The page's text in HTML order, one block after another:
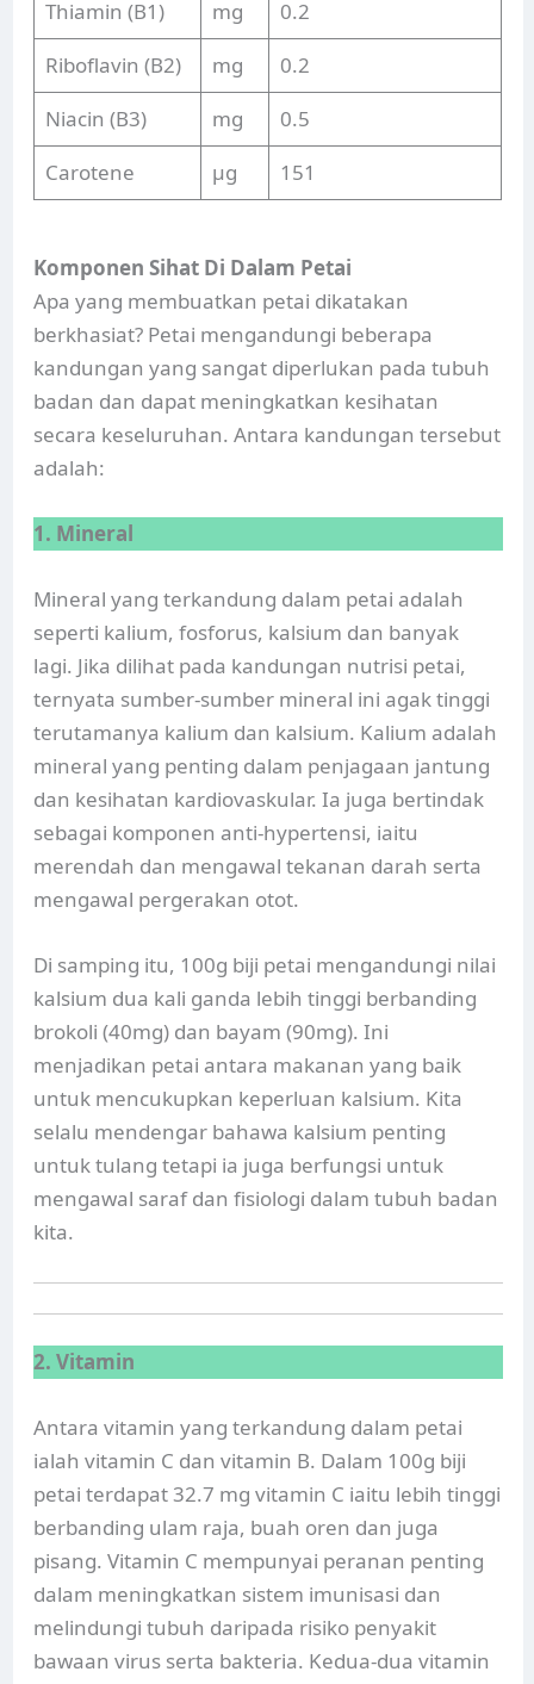
Thiamin (B1)
mg
0.2
Riboflavin (B2)
mg
0.2
Niacin (B3)
mg
0.5
Carotene
µg 151
Komponen Sihat Di Dalam Petai
Apa yang membuatkan petai dikatakan
berkhasiat? Petai mengandungi beberapa
kandungan yang sangat diperlukan pada tubuh
badan dan dapat meningkatkan kesihatan
secara keseluruhan. Antara kandungan tersebut
adalah:
1. Mineral
Mineral yang terkandung dalam petai adalah
seperti kalium, fosforus, kalsium dan banyak
lagi. Jika dilihat pada kandungan nutrisi petai,
ternyata sumber-sumber mineral ini agak tinggi
terutamanya kalium dan kalsium. Kalium adalah
mineral yang penting dalam penjagaan jantung
dan kesihatan kardiovaskular. Ia juga bertindak
sebagai komponen anti-hypertensi, iaitu
merendah dan mengawal tekanan darah serta
mengawal pergerakan otot.
Di samping itu, 100g biji petai mengandungi nilai
kalsium dua kali ganda lebih tinggi berbanding
brokoli (40mg) dan bayam (90mg). Ini
menjadikan petai antara makanan yang baik
untuk mencukupkan keperluan kalsium. Kita
selalu mendengar bahawa kalsium penting
untuk tulang tetapi ia juga berfungsi untuk
mengawal saraf dan fisiologi dalam tubuh badan
kita.
2. Vitamin
Antara vitamin yang terkandung dalam petai
ialah vitamin C dan vitamin B. Dalam 100g biji
petai terdapat 32.7 mg vitamin C iaitu lebih tinggi
berbanding ulam raja, buah oren dan juga
pisang. Vitamin C mempunyai peranan penting
dalam meningkatkan sistem imunisasi dan
melindungi tubuh daripada risiko penyakit
bawaan virus serta bakteria. Kedua-dua vitamin